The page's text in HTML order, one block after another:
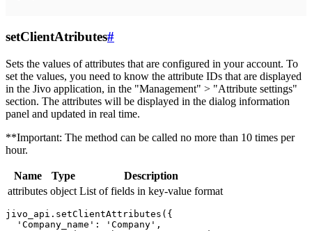
setClientAtributes#
Sets the values ​​of attributes that are configured in your account. To
set the values, you need to know the attribute IDs that are displayed
in the Jivo application, in the "Management" > "Attribute settings"
section. The attributes will be displayed in the dialog information
panel and updated in real time.
**Important: The method can be called no more than 10 times per
hour.
Name Type
Description
attributes object List of fields in key-value format
jivo_api.setClientAttributes({
  'Company_name': 'Company',